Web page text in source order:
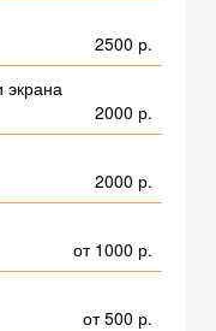
2500 р.
2000 р.
2000 р.
от 1000 р.
от 500 р.